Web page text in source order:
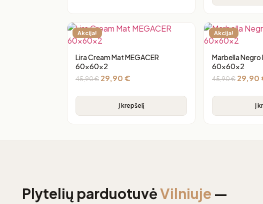
Akcija!
Lira Cream Mat MEGACER
60x60x2
45,90€ 29,90 €
Į krepšelį
Akcija!
Marbella Negro
60x60x2
45,90€ 29,90
Į
Plytelių parduotuvėVilniuje —